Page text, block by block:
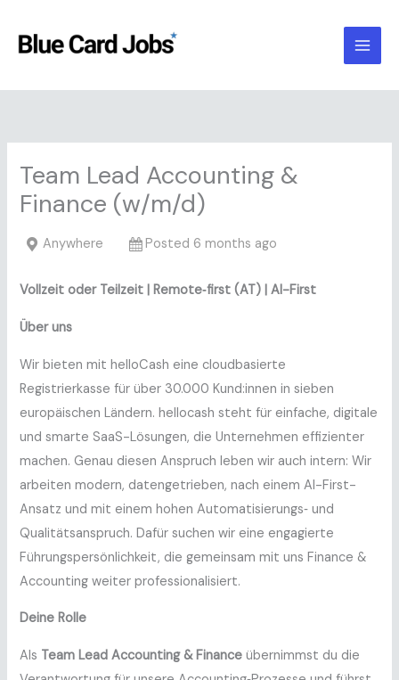
content
Team Lead Accounting &
Finance (w/m/d)
Anywhere Posted 6 months ago
Vollzeit oder Teilzeit | Remote‑first (AT) | AI-First
Über uns
Wir bieten mit helloCash eine cloudbasierte
Registrierkasse für über 30.000 Kund:innen in sieben
europäischen Ländern. hellocash steht für einfache, digitale
und smarte SaaS-Lösungen, die Unternehmen effizienter
machen. Genau diesen Anspruch leben wir auch intern: Wir
arbeiten modern, datengetrieben, nach einem AI-First-
Ansatz und mit einem hohen Automatisierungs‑ und
Qualitätsanspruch. Dafür suchen wir eine engagierte
Führungspersönlichkeit, die gemeinsam mit uns Finance &
Accounting weiter professionalisiert.
Deine Rolle
Als Team Lead Accounting & Finance übernimmst du die